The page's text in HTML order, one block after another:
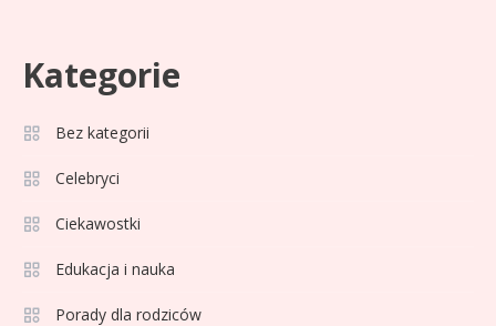
Kategorie
Bez kategorii
Celebryci
Ciekawostki
Edukacja i nauka
Porady dla rodziców
3
Adam Zdrójkowski wiek:
Adamek wiek: ile lat ma legenda